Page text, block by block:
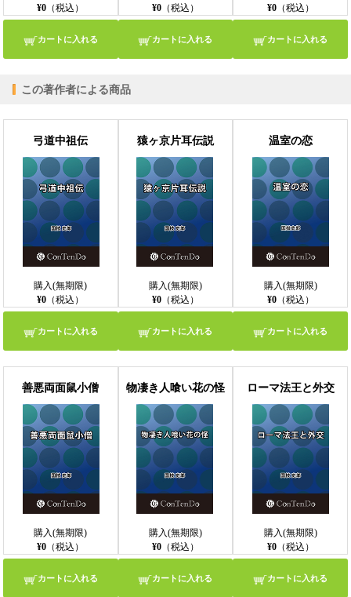
¥0 （税込）
カートに入れる
¥0（税込）
カートに入れる
¥0（税込）
カートに入れる
この著作者による商品
弓道中祖伝
購入(無期限)
¥0 （税込）
カートに入れる
猿ヶ京片耳伝説
購入(無期限)
¥0（税込）
カートに入れる
温室の恋
購入(無期限)
¥0（税込）
カートに入れる
善悪両面鼠小僧
購入(無期限)
¥0 （税込）
カートに入れる
物凄き人喰い花の怪
購入(無期限)
¥0（税込）
カートに入れる
ローマ法王と外交
購入(無期限)
¥0（税込）
カートに入れる